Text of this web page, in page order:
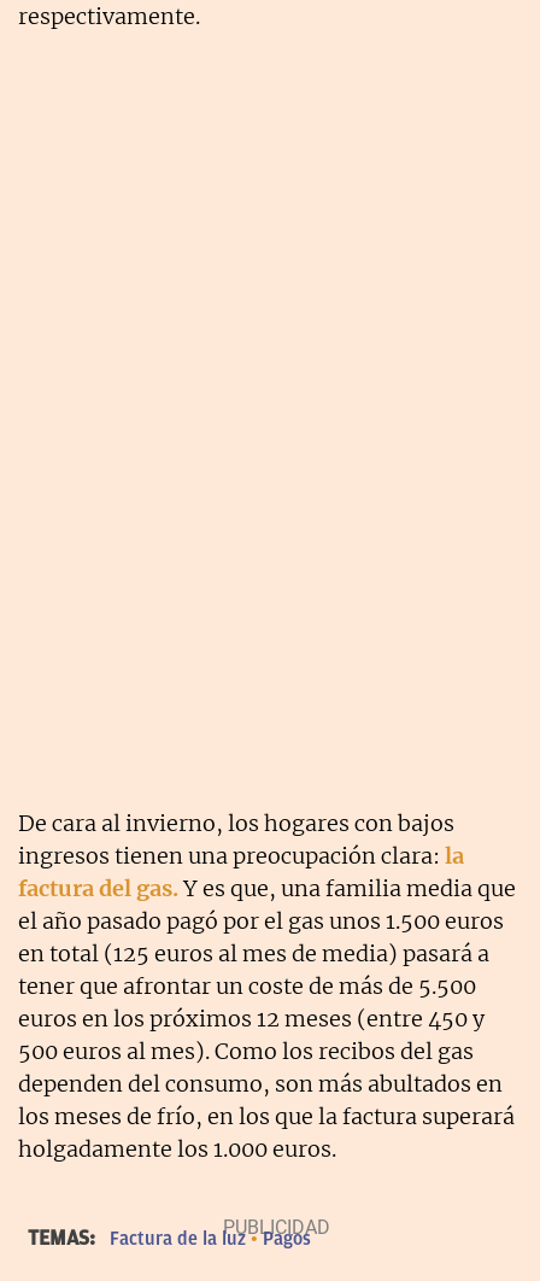
respectivamente.
De cara al invierno, los hogares con bajos
ingresos tienen una preocupación clara: la
factura del gas.Y es que, una familia media que
el año pasado pagó por el gas unos 1.500 euros
en total (125 euros al mes de media) pasará a
tener que afrontar un coste de más de 5.500
euros en los próximos 12 meses (entre 450 y
500 euros al mes). Como los recibos del gas
dependen del consumo, son más abultados en
los meses de frío, en los que la factura superará
holgadamente los 1.000 euros.
TEMAS: Factura de la luz Pagos